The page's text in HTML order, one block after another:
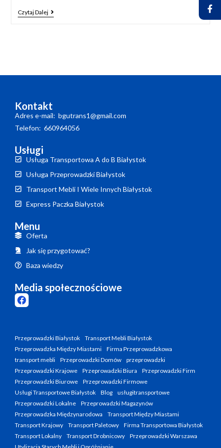
Czytaj Dalej
Kontakt
Adres e-mail: bgutrans1@gmail.com
Telefon: 660964056
Usługi
Usługa Transportowa A do B Białystok
Usługa Przeprowadzki Białystok
Transport Mebli I Wiele Innych Białystok
Express Paczka Białystok
Menu
Oferta
Jak się przygotować?
Baza wiedzy
Media społecznościowe
Przeprowadzki Białystok
Transport Mebli Białystok
Przeprowadzka Między Miastami
Firma Przeprowadzkowa
transport mebli
Przeprowadzki Domów
przeprowadzki
Przeprowadzki Krajowe
Przeprowadzki Biura
Przeprowadzki Firm
Przeprowadzki Biurowe
Przeprowadzki Firmowe
Usługi Transportowe Białystok
Blog
usługitransportowe
Przeprowadzki Lokalne
Przeprowadzki Magazynów
Przeprowadzka Międzynarodowa
Transport Między Miastami
Transport Krajowy
Transport Paletowy
Firma Transportowa Białystok
Transport Lokalny
Transport Drobnicowy
Przeprowadzki Warszawa